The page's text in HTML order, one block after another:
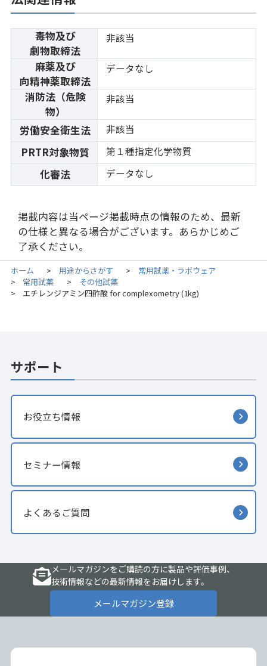
毒物及び
劇物取締法
非該当
麻薬及び
向精神薬取締法
データなし
消防法（危険
物）
非該当
労働安全衛生法 非該当
PRTR対象物質 第１種指定化学物質
化審法 データなし
掲載内容は当ページ掲載時点の情報のため、最新
の仕様と異なる場合がございます。あらかじめご
了承ください。
ホーム > 用途からさがす > 常用試薬・ラボウェア
> 常用試薬 > その他試薬
> エチレンジアミン四酢酸 for complexometry (1kg)
サポート
お役立ち情報
セミナー情報
よくあるご質問
メールマガジンをご購読の方に製品や評価事例、
技術情報などの最新情報をお届けします。
メールマガジン登録